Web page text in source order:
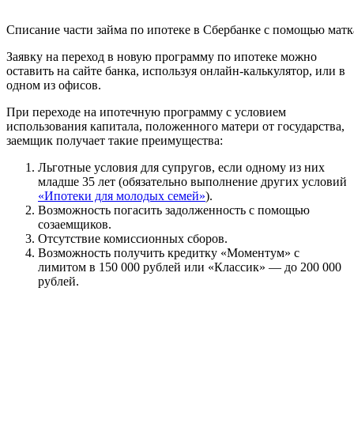
Списание части займа по ипотеке в Сбербанке с помощью
Заявку на переход в новую программу по ипотеке можно
оставить на сайте банка, используя онлайн-калькулятор, или в
одном из офисов.
При переходе на ипотечную программу с условием
использования капитала, положенного матери от государства,
заемщик получает такие преимущества:
Льготные условия для супругов, если одному из них
младше 35 лет (обязательно выполнение других условий
«Ипотеки для молодых семей»).
Возможность погасить задолженность с помощью
созаемщиков.
Отсутствие комиссионных сборов.
Возможность получить кредитку «Моментум» с
лимитом в 150 000 рублей или «Классик» — до 200 000
рублей.